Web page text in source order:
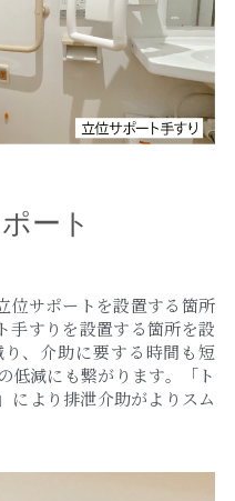
ート
位サポートを設置する箇所
手すりを設置する箇所を設
、介助に要する時間も短
低減にも繋がります。「ト
により排泄介助がよりスム